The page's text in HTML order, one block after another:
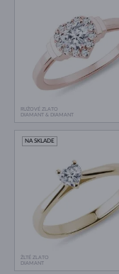
RUŽOVÉ ZLATO
DIAMANT & DIAMANT
ŽLTÉ ZLATO
DIAMANT
NA SKLADE